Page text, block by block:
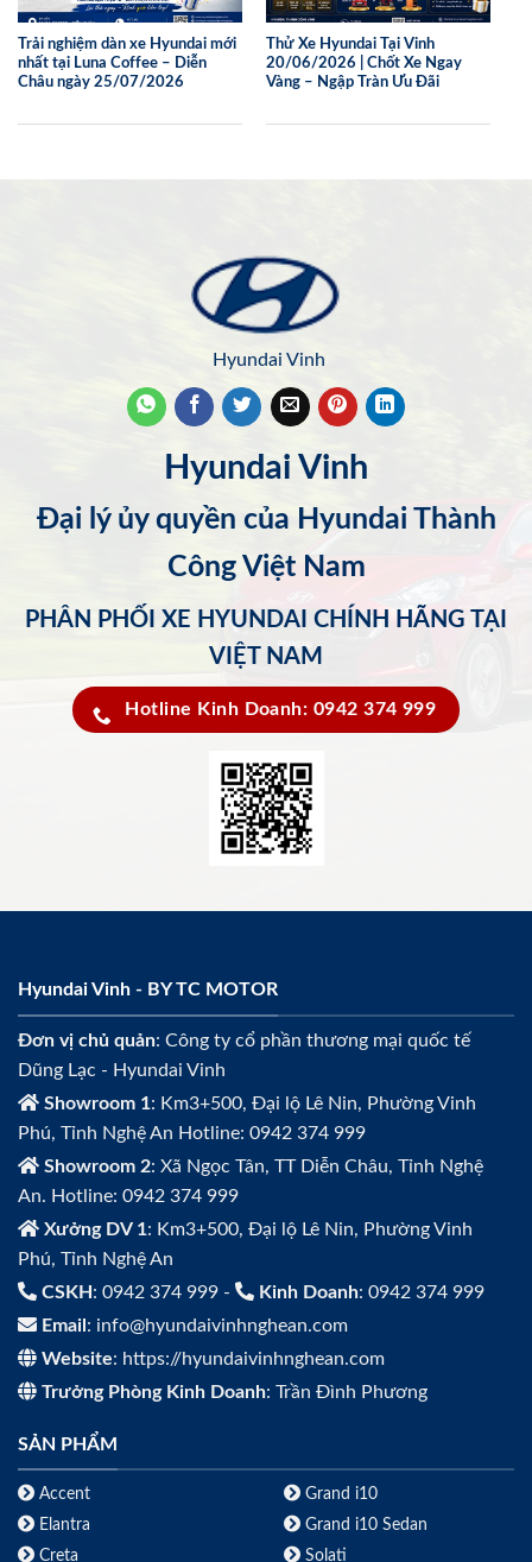
Trải nghiệm dàn xe Hyundai mới
nhất tại Luna Coffee – Diễn
Châu ngày 25/07/2026
Thử Xe Hyundai Tại Vinh
20/06/2026 | Chốt Xe Ngay
Vàng – Ngập Tràn Ưu Đãi
Hyundai Vinh
Hyundai Vinh
Đại lý ủy quyền của Hyundai Thành
Công Việt Nam
PHÂN PHỐI XE HYUNDAI CHÍNH HÃNG TẠI
VIỆT NAM
Hotline Kinh Doanh: 0942 374 999
Hyundai Vinh - BY TC MOTOR
Đơn vị chủ quản: Công ty cổ phần thương mại quốc tế
Dũng Lạc - Hyundai Vinh
Showroom 1: Km3+500, Đại lộ Lê Nin, Phường Vinh
Phú, Tỉnh Nghệ An Hotline: 0942 374 999
Showroom 2: Xã Ngọc Tân, TT Diễn Châu, Tỉnh Nghệ
An. Hotline: 0942 374 999
Xưởng DV 1: Km3+500, Đại lộ Lê Nin, Phường Vinh
Phú, Tỉnh Nghệ An
CSKH : 0942 374 999 - Kinh Doanh: 0942 374 999
Email : info@hyundaivinhnghean.com
Website: https://hyundaivinhnghean.com
Trưởng Phòng Kinh Doanh: Trần Đình Phương
SẢN PHẨM
Accent
Elantra
Creta
Grand i10
Grand i10 Sedan
Solati